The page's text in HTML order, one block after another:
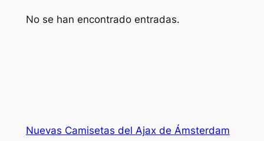
No se han encontrado entradas.
Nuevas Camisetas del Ajax de Ámsterdam